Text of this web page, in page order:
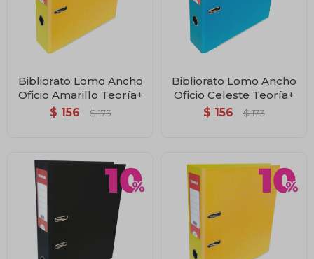
Bibliorato Lomo Ancho
Oficio Amarillo Teoría+
$ 156 $ 173
Bibliorato Lomo Ancho
Oficio Celeste Teoría+
$ 156 $ 173